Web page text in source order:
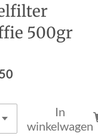
500gr
In
winkelwagen